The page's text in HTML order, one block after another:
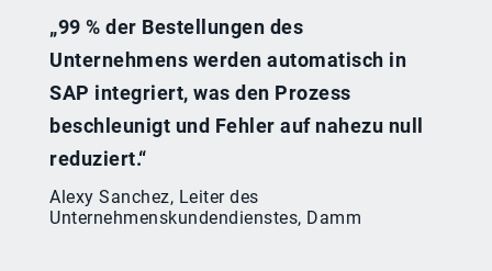
„99 % der Bestellungen des
Unternehmens werden automatisch in
SAP integriert, was den Prozess
beschleunigt und Fehler auf nahezu null
reduziert.“
Alexy Sanchez, Leiter des
Unternehmenskundendienstes, Damm